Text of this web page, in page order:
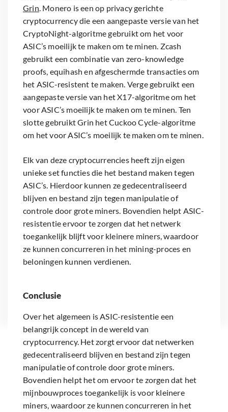
Grin. Monero is een op privacy gerichte
cryptocurrency die een aangepaste versie van het
CryptoNight-algoritme gebruikt om het voor
ASIC’s moeilijk te maken om te minen. Zcash
gebruikt een combinatie van zero-knowledge
proofs, equihash en afgeschermde transacties om
het ASIC-resistent te maken. Verge gebruikt een
aangepaste versie van het X17-algoritme om het
voor ASIC’s moeilijk te maken om te minen. Ten
slotte gebruikt Grin het Cuckoo Cycle-algoritme
om het voor ASIC’s moeilijk te maken om te minen.
Elk van deze cryptocurrencies heeft zijn eigen
unieke set functies die het bestand maken tegen
ASIC’s. Hierdoor kunnen ze gedecentraliseerd
blijven en bestand zijn tegen manipulatie of
controle door grote miners. Bovendien helpt ASIC-
resistentie ervoor te zorgen dat het netwerk
toegankelijk blijft voor kleinere miners, waardoor
ze kunnen concurreren in het mining-proces en
beloningen kunnen verdienen.
Conclusie
Over het algemeen is ASIC-resistentie een
belangrijk concept in de wereld van
cryptocurrency. Het zorgt ervoor dat netwerken
gedecentraliseerd blijven en bestand zijn tegen
manipulatie of controle door grote miners.
Bovendien helpt het om ervoor te zorgen dat het
mijnbouwproces toegankelijk is voor kleinere
miners, waardoor ze kunnen concurreren in het